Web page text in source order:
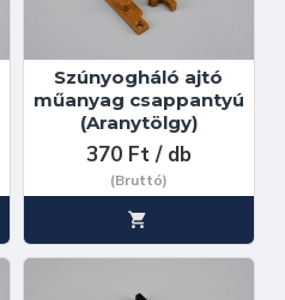
Szúnyogháló ajtó
műanyag csappantyú
(Aranytölgy)
370 Ft / db
(Bruttó)